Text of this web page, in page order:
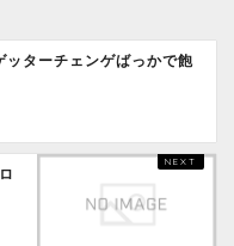
ッターチェンゲばっかで飽